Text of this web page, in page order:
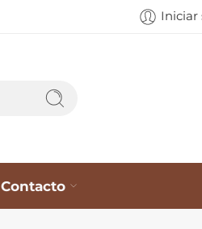
Iniciar
Contacto